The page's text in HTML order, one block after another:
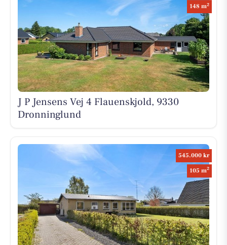
148 m2
J P Jensens Vej 4 Flauenskjold, 9330
Dronninglund
545.000 kr
105 m2